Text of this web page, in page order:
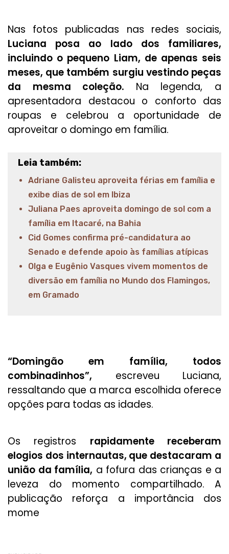
Nas fotos publicadas nas redes sociais,
Luciana posa ao lado dos familiares,
incluindo o pequeno Liam, de apenas seis
meses, que também surgiu vestindo peças
da mesma coleção. Na legenda, a
apresentadora destacou o conforto das
roupas e celebrou a oportunidade de
aproveitar o domingo em família.
Leia também:
Adriane Galisteu aproveita férias em família e
exibe dias de sol em Ibiza
Juliana Paes aproveita domingo de sol com a
família em Itacaré, na Bahia
Cid Gomes confirma pré-candidatura ao
Senado e defende apoio às famílias atípicas
Olga e Eugênio Vasques vivem momentos de
diversão em família no Mundo dos Flamingos,
em Gramado
“Domingão em família, todos
combinadinhos”, escreveu Luciana,
ressaltando que a marca escolhida oferece
opções para todas as idades.
Os registros rapidamente receberam
elogios dos internautas, que destacaram a
união da família, a fofura das crianças e a
leveza do momento compartilhado. A
publicação reforça a importância dos
mome